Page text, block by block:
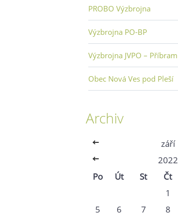
PROBO Výzbrojna
Výzbrojna PO-BP
Výzbrojna JVPO – Příbram
Obec Nová Ves pod Pleší
Archiv
<< září
<<
2022
Po
Út St Čt
1
5
6 7 8